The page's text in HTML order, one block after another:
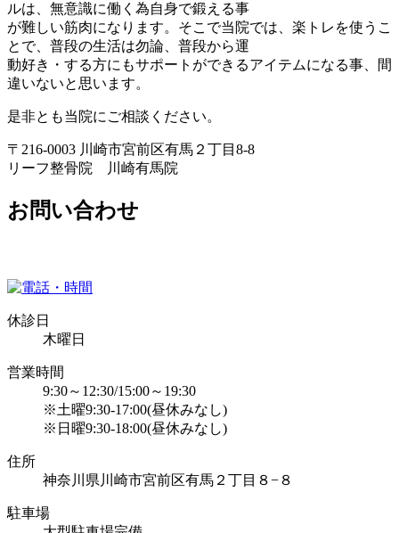
ルは、無意識に働く為自身で鍛える事
が難しい筋肉になります。そこで当院では、楽トレを使うこ
とで、普段の生活は勿論、普段から運
動好き・する方にもサポートができるアイテムになる事、間
違いないと思います。
是非とも当院にご相談ください。
〒216-0003 川崎市宮前区有馬２丁目8-8
リーフ整骨院 川崎有馬院
お問い合わせ
休診日
木曜日
営業時間
9:30～12:30/15:00～19:30
※土曜9:30-17:00(昼休みなし)
※日曜9:30-18:00(昼休みなし)
住所
神奈川県川崎市宮前区有馬２丁目８−８
駐車場